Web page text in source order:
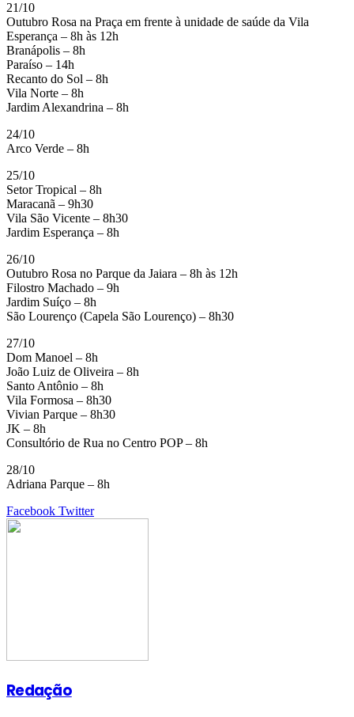
21/10
Outubro Rosa na Praça em frente à unidade de saúde da Vila
Esperança – 8h às 12h
Branápolis – 8h
Paraíso – 14h
Recanto do Sol – 8h
Vila Norte – 8h
Jardim Alexandrina – 8h
24/10
Arco Verde – 8h
25/10
Setor Tropical – 8h
Maracanã – 9h30
Vila São Vicente – 8h30
Jardim Esperança – 8h
26/10
Outubro Rosa no Parque da Jaiara – 8h às 12h
Filostro Machado – 9h
Jardim Suíço – 8h
São Lourenço (Capela São Lourenço) – 8h30
27/10
Dom Manoel – 8h
João Luiz de Oliveira – 8h
Santo Antônio – 8h
Vila Formosa – 8h30
Vivian Parque – 8h30
JK – 8h
Consultório de Rua no Centro POP – 8h
28/10
Adriana Parque – 8h
Facebook TwitterGoogle+
LinkedIn
StumbleUpon
Tumblr
Pinterest
Reddit
VKontakte
Share
Print
Redação